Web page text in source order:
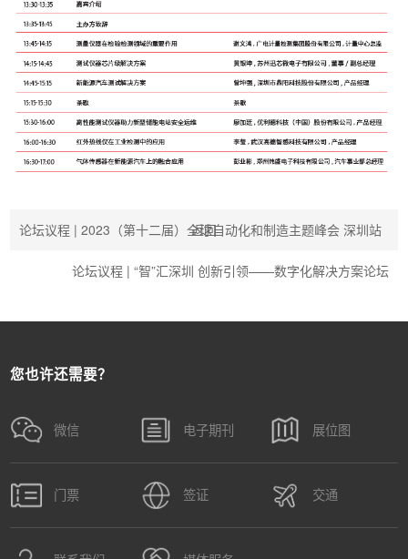
论坛议程 | 2023（第十二届）全球自动化和制造主题峰会 深圳站
返回
论坛议程 | “智”汇深圳 创新引领——数字化解决方案论坛
您也许还需要？
微信 电子期刊 展位图
门票 签证 交通